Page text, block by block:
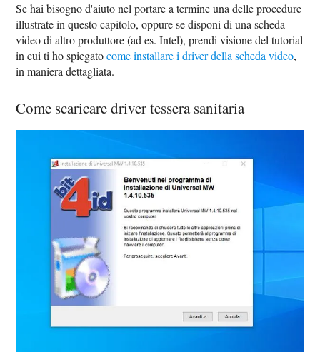
Se hai bisogno d'aiuto nel portare a termine una delle procedure
illustrate in questo capitolo, oppure se disponi di una scheda
video di altro produttore (ad es. Intel), prendi visione del tutorial
in cui ti ho spiegatocome installare i driver della scheda video,
in maniera dettagliata.
Come scaricare driver tessera sanitaria